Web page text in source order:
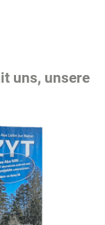
uns, unsere